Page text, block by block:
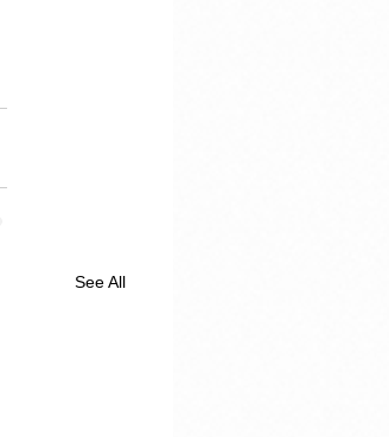
See All